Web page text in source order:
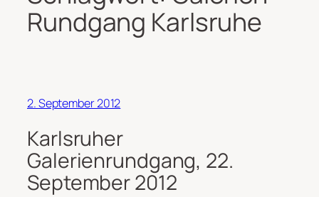
Rundgang Karlsruhe
2. September 2012
Karlsruher
Galerienrundgang, 22.
September 2012